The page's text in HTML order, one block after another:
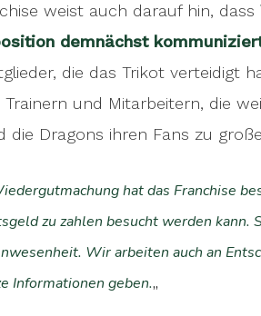
weist auch darauf hin, dass
demnächst
die das Trikot verteidigt
Trainern und Mitarbeitern, die
die Dragons ihren Fans zu
hat das Franchise
zu zahlen besucht werden kann.
Wir arbeiten auch an
Informationen geben.„